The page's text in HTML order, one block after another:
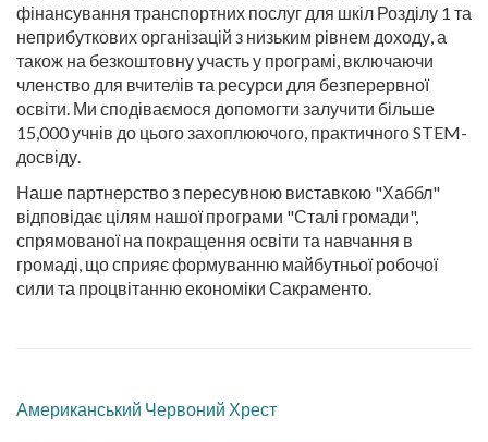
фінансування транспортних послуг для шкіл Розділу 1 та
неприбуткових організацій з низьким рівнем доходу, а
також на безкоштовну участь у програмі, включаючи
членство для вчителів та ресурси для безперервної
освіти. Ми сподіваємося допомогти залучити більше
15,000 учнів до цього захоплюючого, практичного STEM-
досвіду.
Наше партнерство з пересувною виставкою "Хаббл"
відповідає цілям нашоїпрограми "Сталі громади",
спрямованої на покращення освіти та навчання в
громаді, що сприяє формуванню майбутньої робочої
сили та процвітанню економіки Сакраменто.
Американський Червоний Хрест